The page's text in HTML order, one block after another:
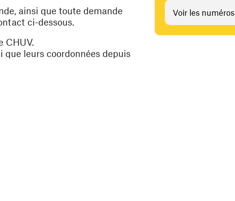
ainsi que toute demande
ci-dessous.
CHUV.
leurs coordonnées depuis
Voir les numéros